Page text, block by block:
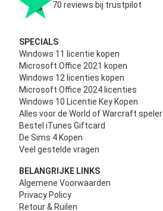
70 reviews bij trustpilot
SPECIALS
Windows 11 licentie kopen
Microsoft Office 2021 kopen
Windows 12 licenties kopen
Microsoft Office 2024 licenties
Windows 10 Licentie Key Kopen
Alles voor de World of Warcraft speler
Bestel iTunes Giftcard
De Sims 4 Kopen
Veel gestelde vragen
BELANGRIJKE LINKS
Algemene Voorwaarden
Privacy Policy
Retour & Ruilen